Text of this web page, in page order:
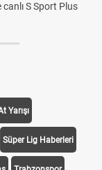
S Sport Plus
Yarışı
Süper Lig Haberleri